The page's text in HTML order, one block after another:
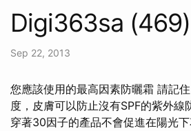
Digi363sa (469)
Sep 22, 2013
您應該使用的最高因素防曬霜 請記
度，皮膚可以防止沒有SPF的紫外線
穿著30因子的產品不會促進在陽光